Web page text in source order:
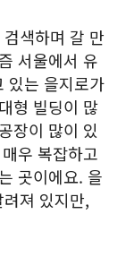
색하며 갈 만
서울에서 유
있는 을지로가
형 빌딩이 많
장이 많이 있
우 복잡하고
곳이에요. 을
져 있지만,